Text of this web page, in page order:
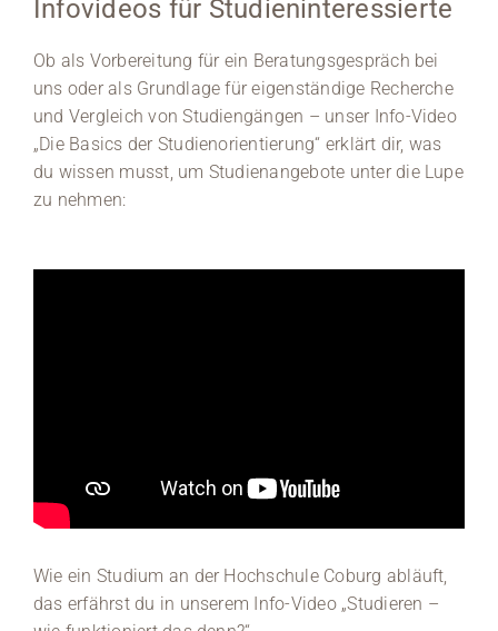
Infovideos für Studieninteressierte
Ob als Vorbereitung für ein Beratungsgespräch bei
uns oder als Grundlage für eigenständige Recherche
und Vergleich von Studiengängen – unser Info-Video
„Die Basics der Studienorientierung“ erklärt dir, was
du wissen musst, um Studienangebote unter die Lupe
zu nehmen:
Wie ein Studium an der Hochschule Coburg abläuft,
das erfährst du in unserem Info-Video „Studieren –